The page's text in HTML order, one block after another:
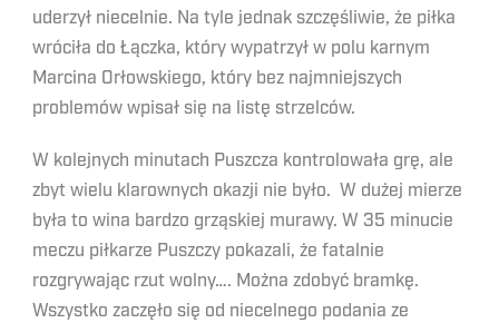
uderzył niecelnie. Na tyle jednak szczęśliwie, że piłka
wróciła do Łączka, który wypatrzył w polu karnym
Marcina Orłowskiego, który bez najmniejszych
problemów wpisał się na listę strzelców.
W kolejnych minutach Puszcza kontrolowała grę, ale
zbyt wielu klarownych okazji nie było. W dużej mierze
była to wina bardzo grząskiej murawy. W 35 minucie
meczu piłkarze Puszczy pokazali, że fatalnie
rozgrywając rzut wolny…. Można zdobyć bramkę.
Wszystko zaczęło się od niecelnego podania ze